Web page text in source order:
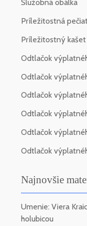
Služobná obálka
Príležitostná
Príležitostný kašet
Odtlačok
Odtlačok
Odtlačok
Odtlačok
Odtlačok
Odtlačok
Najnovšie
Umenie: Viera
holubicou